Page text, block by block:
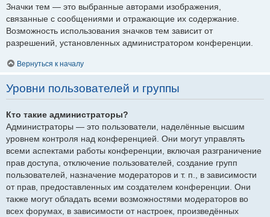
Значки тем — это выбранные авторами изображения,
связанные с сообщениями и отражающие их содержание.
Возможность использования значков тем зависит от
разрешений, установленных администратором конференции.
Вернуться к началу
Уровни пользователей и группы
Кто такие администраторы?
Администраторы — это пользователи, наделённые высшим
уровнем контроля над конференцией. Они могут управлять
всеми аспектами работы конференции, включая разграничение
прав доступа, отключение пользователей, создание групп
пользователей, назначение модераторов и т. п., в зависимости
от прав, предоставленных им создателем конференции. Они
также могут обладать всеми возможностями модераторов во
всех форумах, в зависимости от настроек, произведённых